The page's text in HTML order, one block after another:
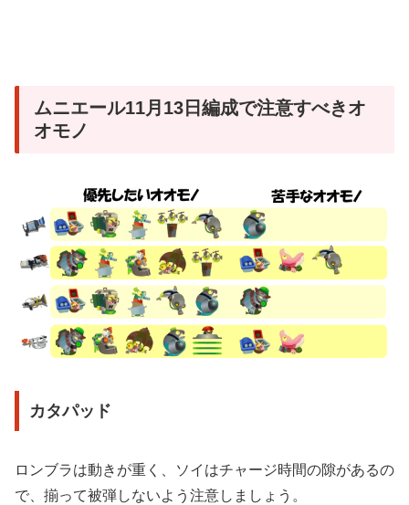
ムニエール11月13日編成で注意すべきオ
オモノ
カタパッド
ロンブラは動きが重く、ソイはチャージ時間の隙があるの
で、揃って被弾しないよう注意しましょう。